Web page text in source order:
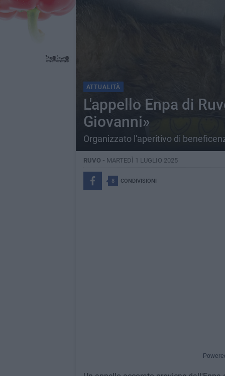
ATTUALITÀ
L'appello Enpa di
Giovanni»
Organizzato l'aperitivo di
RUVO - MARTEDÌ 1 LUGLIO 2025
8 CONDIVISIONI